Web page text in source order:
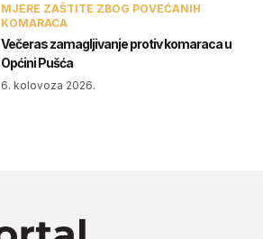
MJERE ZAŠTITE ZBOG POVEĆANIH
KOMARACA
Večeras zamagljivanje protiv komaraca u
Općini Pušća
6. kolovoza 2026.